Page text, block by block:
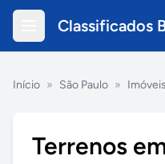
Classificados
Início » São Paulo » Imóveis
Terrenos